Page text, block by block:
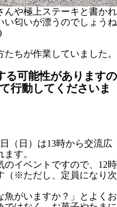
んや極上ステーキと書かれ
い匂いが漂うのでしょうね
ちが作業していました。
る可能性がありますの
行動してくださいま
（日）は13時から交流広
す。
のイベントですので、12時
（※ただし、定員になり次
魚がいますか？」とよくお